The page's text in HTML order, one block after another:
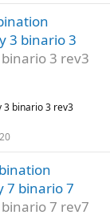
3 binario 3
3 rev3
3 binario 3 rev3
7 binario 7
7 rev7